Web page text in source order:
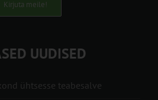
Kirjuta meile!
UUDISED
ühtsesse teabesalve